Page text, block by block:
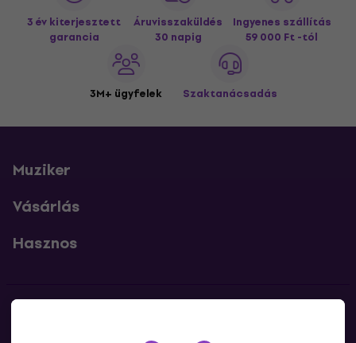
3 év kiterjesztett
garancia
Áruvisszaküldés
30 napig
Ingyenes szállítás
59 000 Ft -tól
3M+ ügyfelek Szaktanácsadás
Muziker
Vásárlás
Hasznos